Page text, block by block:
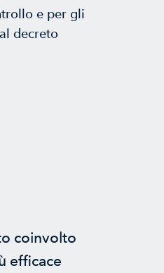
e per gli
decreto
coinvolto
efficace